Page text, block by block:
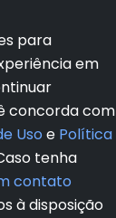
•
para
em
concorda com
Uso e Política
tenha
contato
à disposição